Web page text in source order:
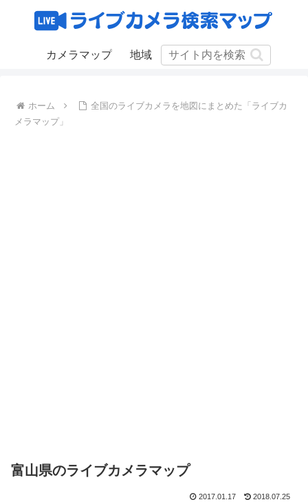
カメラマップ 地域
ホーム
全国のライブカメラを地図にまとめた「ライブカ
メラマップ」
富山県のライブカメラマップ
2017.01.17 2018.07.25